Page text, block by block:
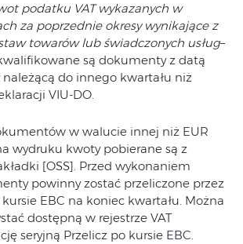
podatku VAT wykazanych w
za poprzednie okresy wynikające z
towarów lub świadczonych usług–
są dokumenty z datą
należącą do innego kwartału niż
VIU-DO.
w walucie innej niż EUR
wydruku kwoty pobierane są z
[OSS]. Przed wykonaniem
powinny zostać przeliczone przez
EBC na koniec kwartału. Można
dostępną w rejestrze VAT
seryjną Przelicz po kursie EBC.